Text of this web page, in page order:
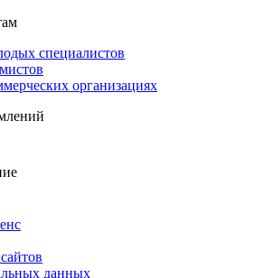
специалистов
организациях
данных